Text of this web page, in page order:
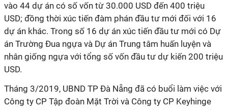
vào 44 dự án có số vốn từ 30.000 USD đến 400 triệu
USD; đồng thời xúc tiến đàm phán đầu tư mới đối với 16
dự án khác. Trong số 16 dự án xúc tiến đầu tư mới có Dự
án Trường Đua ngựa và Dự án Trung tâm huấn luyện và
nhân giống ngựa với tổng số vốn đầu tư dự kiến 200 triệu
USD.
Tháng 3/2019, UBND TP Đà Nẵng đã có buổi làm việc với
Công ty CP Tập đoàn Mặt Trời và Công ty CP Keyhinge